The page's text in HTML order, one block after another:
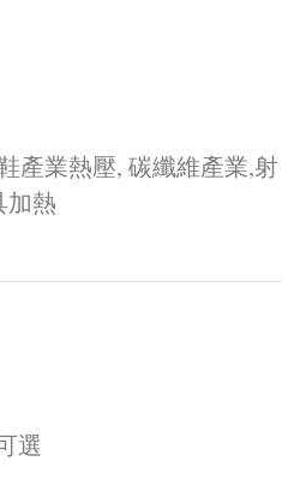
產業熱壓, 碳纖維產業,射
加熱
選